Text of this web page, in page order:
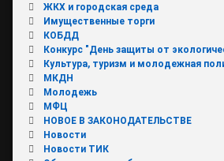
ЖКХ и городская среда
Имущественные торги
КОБДД
Конкурс "День защиты от
Культура, туризм и молодежная
МКДН
Молодежь
МФЦ
НОВОЕ В ЗАКОНОДАТЕЛЬСТВЕ
Новости
Новости ТИК